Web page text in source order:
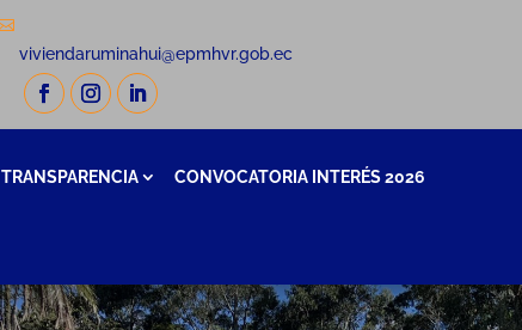
viviendaruminahui@epmhvr.gob.ec
TRANSPARENCIA CONVOCATORIA INTERÉS 2026